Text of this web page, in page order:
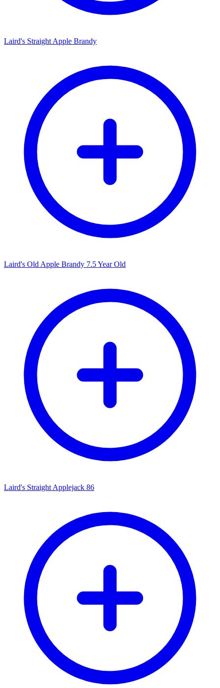
Laird's Straight Apple Brandy
Laird's Old Apple Brandy 7.5 Year Old
Laird's Straight Applejack 86